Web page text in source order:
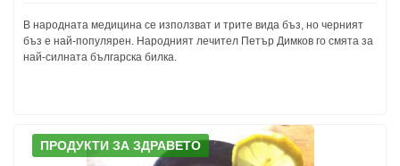
В народната медицина се използват и трите вида бъз, но черният
бъз е най-популярен. Народният лечител Петър Димков го смята за
най-силната българска билка.
ПРОДУКТИ ЗА ЗДРАВЕТО